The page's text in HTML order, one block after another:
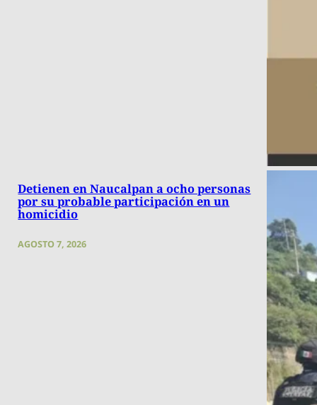
Detienen en Naucalpan a ocho personas
por su probable participación en un
homicidio
AGOSTO 7, 2026